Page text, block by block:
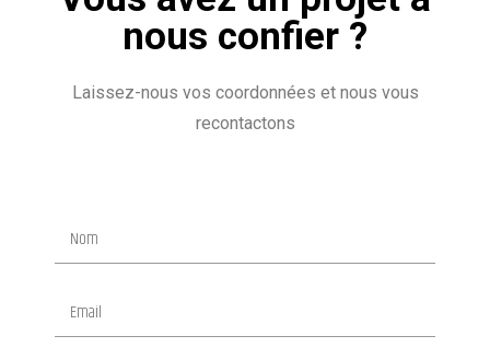
nous confier ?
Laissez-nous vos coordonnées et nous vous
recontactons